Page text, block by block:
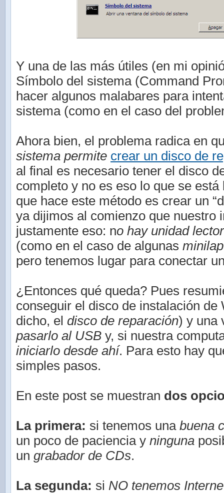
Y una de las más útiles (en mi
Símbolo del sistema (Command
hacer algunos malabares para
sistema (como en el caso del
Ahora bien, el problema radica en
sistema permite crear un disco de
al final es necesario tener el disco
completo y no es eso lo que se
que hace este método es crear un
ya dijimos al comienzo que nuestro
justamente eso: no hay unidad
(como en el caso de algunas
pero tenemos lugar para conectar
¿Entonces qué queda? Pues
conseguir el disco de instalación de
dicho, el disco de reparación) y una
pasarlo al USB y, si nuestra
iniciarlo desde ahí. Para esto hay
simples pasos.
En este post se muestran dos
La primera: si tenemos una buena
un poco de paciencia y ninguna
un grabador de CDs.
La segunda: si NO tenemos